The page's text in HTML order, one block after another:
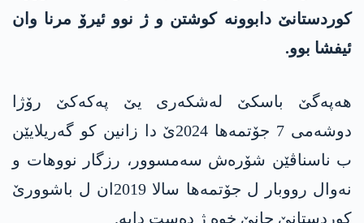
كوردستانێ دابوونه‌ كوشتن و ژ نوو ئیرۆ مرنا وان
ئیفشا بوو.
هه‌په‌گێ باسكێ له‌شكه‌ری یێ په‌كه‌كێ رۆژا
دوشه‌می 7 جۆتمه‌ها 2024ێ دا زانین کو گەریلایێن
ب ناسناڤێن شۆره‌ش سه‌مسوور، رزگار نووهات و
نه‌وال رووبار ل جۆتمه‌ها سالا 2019ان ل باشوورێ
كوردستانێ جانێ خوە ژ دەست دایە.